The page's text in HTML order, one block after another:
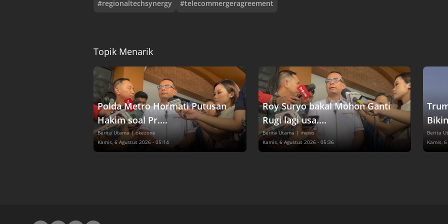
#regionaltechsynergy #telecommergeragreement
Topik Menarik
Polda Metro Hormati Putusan
Hakim soal Pr....
Berita Utama | okezone
Kamis, 6 Agustus 2026 - 05:14
Roy Suryo bakal Mohon Ganti
Rugi lagi usa....
Berita Utama | inews
Kamis, 6 Agustus 2026 - 05:36
Berita
Kamis,